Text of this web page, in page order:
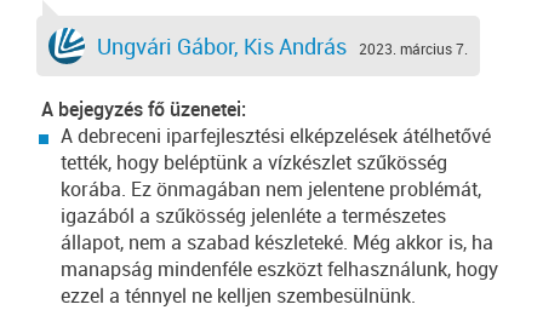
Ungvári Gábor, Kis András 2023. március 7.
A bejegyzés fő üzenetei:
A debreceni iparfejlesztési elképzelések átélhetővé
tették, hogy beléptünk a vízkészlet szűkösség
korába. Ez önmagában nem jelentene problémát,
igazából a szűkösség jelenléte a természetes
állapot, nem a szabad készleteké. Még akkor is, ha
manapság mindenféle eszközt felhasználunk, hogy
ezzel a ténnyel ne kelljen szembesülnünk.